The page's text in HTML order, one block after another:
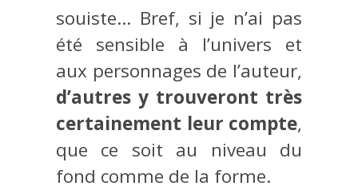
souiste… Bref, si je n’ai pas
été sensible à l’univers et
aux personnages de l’auteur,
d’autres y trouveront très
certainement leur compte,
que ce soit au niveau du
fond comme de la forme.